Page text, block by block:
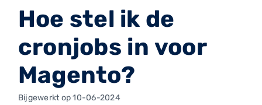
Hoe stel ik de
cronjobs in voor
Magento?
Bijgewerkt op 10-06-2024